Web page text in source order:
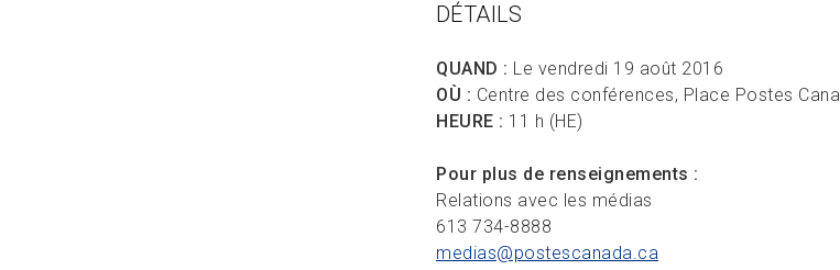
DÉTAILS
QUAND : Le vendredi 19 août 2016
OÙ : Centre des conférences, Place Postes
HEURE : 11 h (HE)
Pour plus de renseignements :
Relations avec les médias
613 734-8888
medias@postescanada.ca